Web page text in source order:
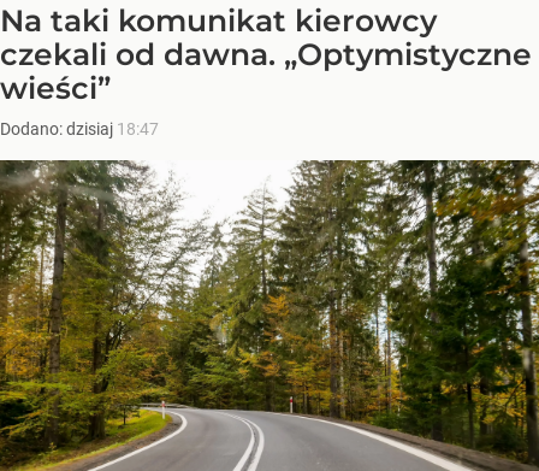
Na taki komunikat kierowcy
czekali od dawna. „Optymistyczne
wieści”
Dodano:dzisiaj 18:47